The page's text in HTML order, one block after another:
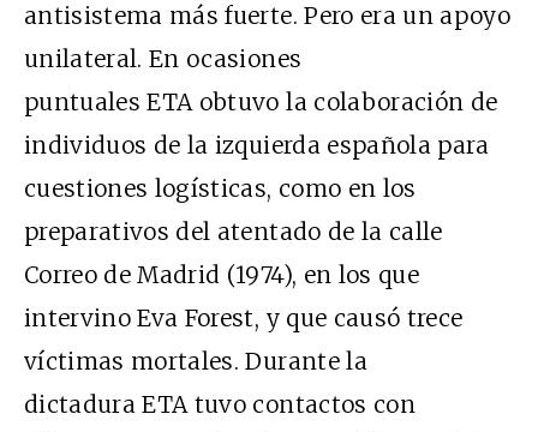
antisistema más fuerte. Pero era un apoyo
unilateral. En ocasiones
puntuales ETA obtuvo la colaboración de
individuos de la izquierda española para
cuestiones logísticas, como en los
preparativos del atentado de la calle
Correo de Madrid (1974), en los que
intervino Eva Forest, y que causó trece
víctimas mortales. Durante la
dictadura ETA tuvo contactos con